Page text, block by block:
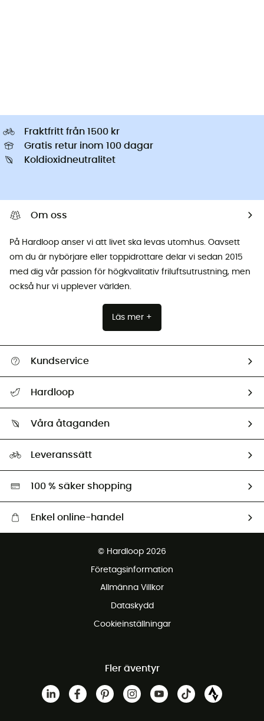
Fraktfritt från 1500 kr
Gratis retur inom 100 dagar
Koldioxidneutralitet
Om oss
På Hardloop anser vi att livet ska levas utomhus. Oavsett
om du är nybörjare eller toppidrottare delar vi sedan 2015
med dig vår passion för högkvalitativ friluftsutrustning, men
också hur vi upplever världen.
Läs mer +
Kundservice
Retur & återbetalning
Hardloop
Ambassadörer
Våra åtaganden
Miljöanpassat urval
Leveranssätt
100 % säker shopping
Enkel online-handel
© Hardloop 2026
Företagsinformation
Allmänna Villkor
Dataskydd
Cookieinställningar
Fler äventyr